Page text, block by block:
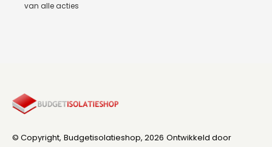
van alle acties
© Copyright, Budgetisolatieshop, 2026 Ontwikkeld door